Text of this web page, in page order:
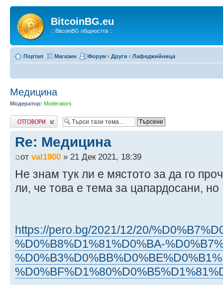
BitcoinBG.eu
:: BitcoinBG общността ::
Портал Магазин Форум ‹ Други ‹ Лафеджийница
Медицина
Модератор: Moderators
Напиши коментар
Re: Медицина
от val1900 » 21 Дек 2021, 18:39
Не знам тук ли е мястото за да го
ли, че това е тема за цапардосани, но
https://pero.bg/2021/12/20/
%D0%B8%D1%81%D0%BA-